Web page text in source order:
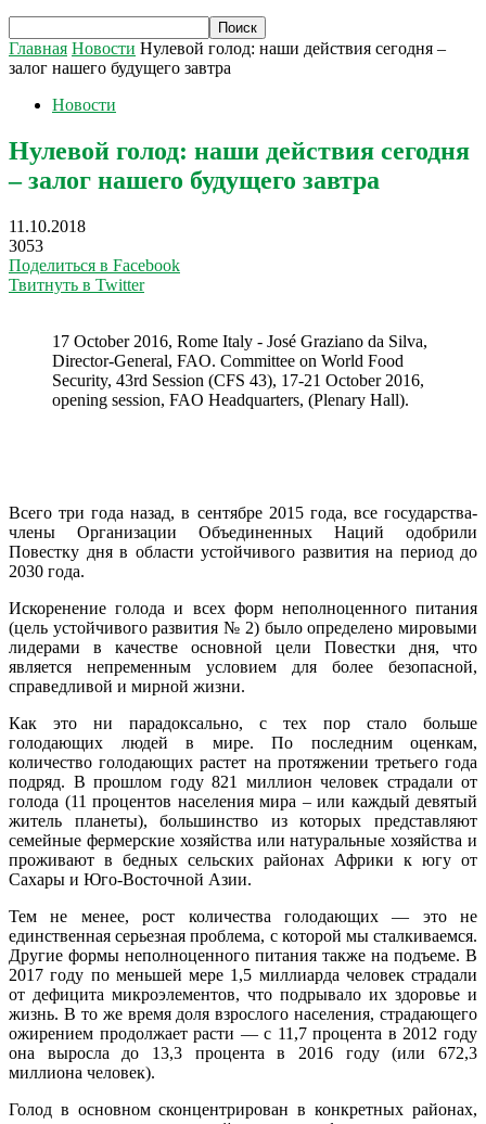
Главная Новости Нулевой голод: наши действия сегодня –
залог нашего будущего завтра
Новости
Нулевой голод: наши действия сегодня
– залог нашего будущего завтра
11.10.2018
3053
Поделиться в Facebook
Твитнуть в Twitter
17 October 2016, Rome Italy - José Graziano da Silva,
Director-General, FAO. Committee on World Food
Security, 43rd Session (CFS 43), 17-21 October 2016,
opening session, FAO Headquarters, (Plenary Hall).
Всего три года назад, в сентябре 2015 года, все государства-
члены Организации Объединенных Наций одобрили
Повестку дня в области устойчивого развития на период до
2030 года.
Искоренение голода и всех форм неполноценного питания
(цель устойчивого развития № 2) было определено мировыми
лидерами в качестве основной цели Повестки дня, что
является непременным условием для более безопасной,
справедливой и мирной жизни.
Как это ни парадоксально, с тех пор стало больше
голодающих людей в мире. По последним оценкам,
количество голодающих растет на протяжении третьего года
подряд. В прошлом году 821 миллион человек страдали от
голода (11 процентов населения мира – или каждый девятый
житель планеты), большинство из которых представляют
семейные фермерские хозяйства или натуральные хозяйства и
проживают в бедных сельских районах Африки к югу от
Сахары и Юго-Восточной Азии.
Тем не менее, рост количества голодающих — это не
единственная серьезная проблема, с которой мы сталкиваемся.
Другие формы неполноценного питания также на подъеме. В
2017 году по меньшей мере 1,5 миллиарда человек страдали
от дефицита микроэлементов, что подрывало их здоровье и
жизнь. В то же время доля взрослого населения, страдающего
ожирением продолжает расти — с 11,7 процента в 2012 году
она выросла до 13,3 процента в 2016 году (или 672,3
миллиона человек).
Голод в основном сконцентрирован в конкретных районах,